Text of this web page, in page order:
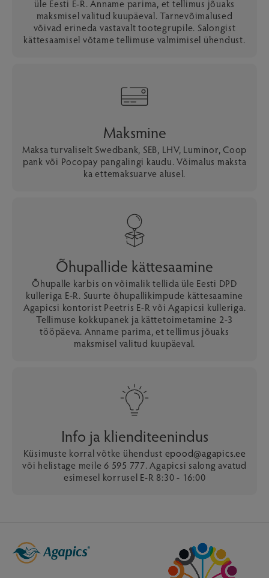
üle Eesti E-R. Anname parima, et tellimus jõuaks
maksmisel valitud kuupäeval. Tarnevõimalused
võivad erineda vastavalt tootegrupile. Salongist
kättesaamisel võtame tellimuse valmimisel ühendust.
Maksmine
Maksa turvaliselt Swedbank, SEB, LHV, Luminor, Coop
pank või Pocopay pangalingi kaudu. Võimalus maksta
ka ettemaksuarve alusel.
Õhupallide kättesaamine
Õhupalle karbis on võimalik tellida üle Eesti DPD
kulleriga E-R. Suurte õhupallikimpude kättesaamine
Agapicsi kontorist Peetris E-R või Agapicsi kulleriga.
Tellimuse kokkupanek ja kättetoimetamine 2-3
tööpäeva. Anname parima, et tellimus jõuaks
maksmisel valitud kuupäeval.
Info ja klienditeenindus
Küsimuste korral võtke ühendust epood@agapics.ee
või helistage meile 6 595 777. Agapicsi salong avatud
esimesel korrusel E-R 8:30 - 16:00